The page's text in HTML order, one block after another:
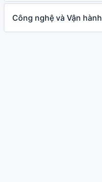
Công nghệ và Vận hành